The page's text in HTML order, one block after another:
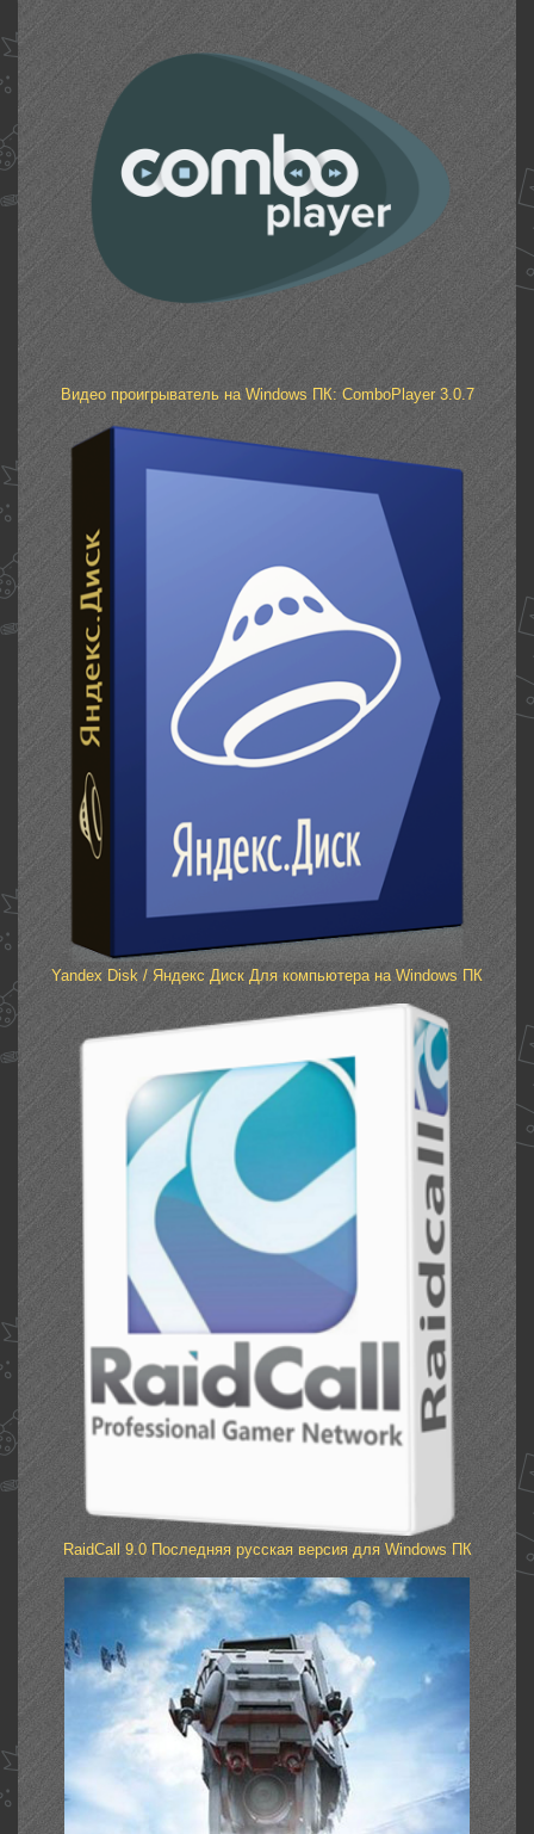
Видео проигрыватель на Windows ПК: ComboPlayer 3.0.7
Yandex Disk / Яндекс Диск Для компьютера на Windows ПК
RaidCall 9.0 Последняя русская версия для Windows ПК